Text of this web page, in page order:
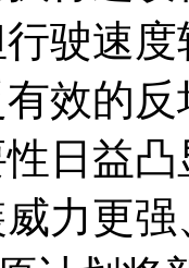
驶速
效的
日益
威力更